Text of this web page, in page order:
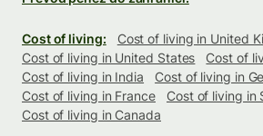
Cost of living:
Cost of living in United
Cost of living in United States
Cost of
Cost of living in India
Cost of living in
Cost of living in France
Cost of living in
Cost of living in Canada